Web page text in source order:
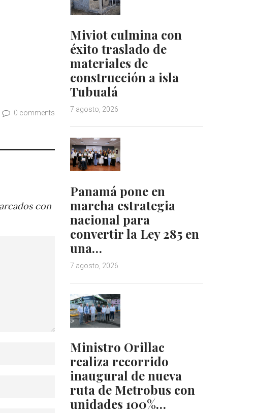
0 comments
con
Miviot culmina con
éxito traslado de
materiales de
construcción a isla
Tubualá
7 agosto, 2026
Panamá pone en
marcha estrategia
nacional para
convertir la Ley 285 en
una…
7 agosto, 2026
Ministro Orillac
realiza recorrido
inaugural de nueva
ruta de Metrobus con
unidades 100%…